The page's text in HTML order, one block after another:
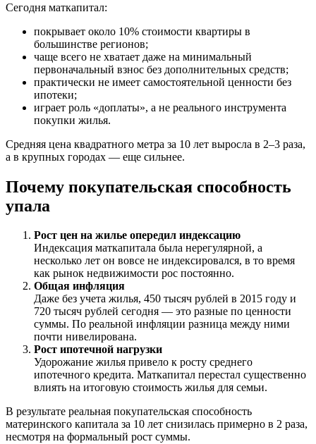
Сегодня маткапитал:
покрывает около 10% стоимости квартиры в
большинстве регионов;
чаще всего не хватает даже на минимальный
первоначальный взнос без дополнительных средств;
практически не имеет самостоятельной ценности без
ипотеки;
играет роль «доплаты», а не реального инструмента
покупки жилья.
Средняя цена квадратного метра за 10 лет выросла в 2–3 раза,
а в крупных городах — еще сильнее.
Почему покупательская способность
упала
Рост цен на жилье опередил индексацию
Индексация маткапитала была нерегулярной, а
несколько лет он вовсе не индексировался, в то время
как рынок недвижимости рос постоянно.
Общая инфляция
Даже без учета жилья, 450 тысяч рублей в 2015 году и
720 тысяч рублей сегодня — это разные по ценности
суммы. По реальной инфляции разница между ними
почти нивелирована.
Рост ипотечной нагрузки
Удорожание жилья привело к росту среднего
ипотечного кредита. Маткапитал перестал существенно
влиять на итоговую стоимость жилья для семьи.
В результате реальная покупательская способность
материнского капитала за 10 лет снизилась примерно в 2 раза,
несмотря на формальный рост суммы.